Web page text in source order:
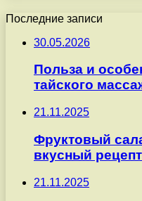
Последние записи
30.05.2026
Польза и
тайского
21.11.2025
Фруктовый
вкусный
21.11.2025